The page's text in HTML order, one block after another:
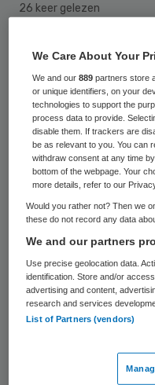
26 keer gelezen
Zorg- en
Lewedorp
verscherpt
tekortkomingen
laten te lang op
blijft de instelling
bezoeken, meldt
De Hosvazze is
speelboerderij
cliënten van alle
verstandelijke,
We Care About Your
We and our889 partners store
or unique identifiers, on your
technologies to support the
process data to provide.
disable them. If trackers are
be as relevant to you. You can
withdraw consent at any time
bottom of the webpage. Your
more details, refer to our
Would you rather not? Then we
these do not record any data
We and our partners
Use precise geolocation data.
identification. Store and/or
advertising and content,
research and services
List of Partners (vendors)